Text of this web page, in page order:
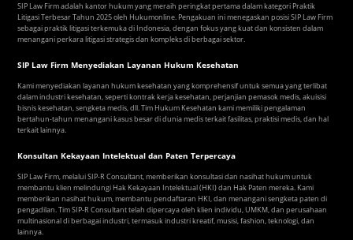
SIP Law Firm adalah kantor hukum yang meraih peringkat pertama dalam kategori Praktik
Litigasi Terbesar Tahun 2025 oleh Hukumonline. Pengakuan ini menegaskan posisi SIP Law Firm
sebagai praktik litigasi terkemuka di Indonesia, dengan fokus yang kuat dan konsisten dalam
menangani perkara litigasi strategis dan kompleks di berbagai sektor.
SIP Law Firm Menyediakan Layanan Hukum Kesehatan
Kami menyediakan layanan hukum kesehatan yang komprehensif untuk semua yang terlibat
dalam industri kesehatan, seperti kontrak kerja kesehatan, perjanjian pemasok medis, akuisisi
bisnis kesehatan, sengketa medis, dll. Tim Hukum Kesehatan kami memiliki pengalaman
bertahun-tahun menangani kasus besar di dunia medis terkait fasilitas, praktisi medis, dan hal
terkait lainnya.
Konsultan Kekayaan Intelektual dan Paten Terpercaya
SIP Law Firm, melalui SIP-R Consultant, memberikan konsultasi dan nasihat hukum untuk
membantu klien melindungi Hak Kekayaan Intelektual (HKI) dan Hak Paten mereka. Kami
memberikan nasihat hukum, membantu pendaftaran HKI, dan menangani sengketa paten di
pengadilan. Tim SIP-R Consultant telah dipercaya oleh klien individu, UMKM, dan perusahaan
multinasional di berbagai industri, termasuk industri kreatif, musisi, fashion, teknologi, dan
lainnya.